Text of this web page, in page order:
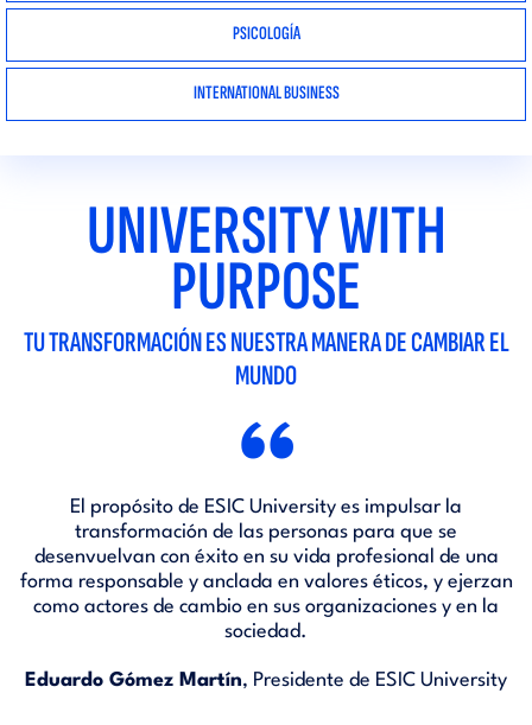
PSICOLOGÍA
INTERNATIONAL BUSINESS
UNIVERSITY WITH
PURPOSE
TU TRANSFORMACIÓN ES NUESTRA MANERA DE CAMBIAR EL
MUNDO
“
El propósito de ESIC University es impulsar la
transformación de las personas para que se
desenvuelvan con éxito en su vida profesional de una
forma responsable y anclada en valores éticos, y ejerzan
como actores de cambio en sus organizaciones y en la
sociedad.
Eduardo Gómez Martín, Presidente de ESIC University